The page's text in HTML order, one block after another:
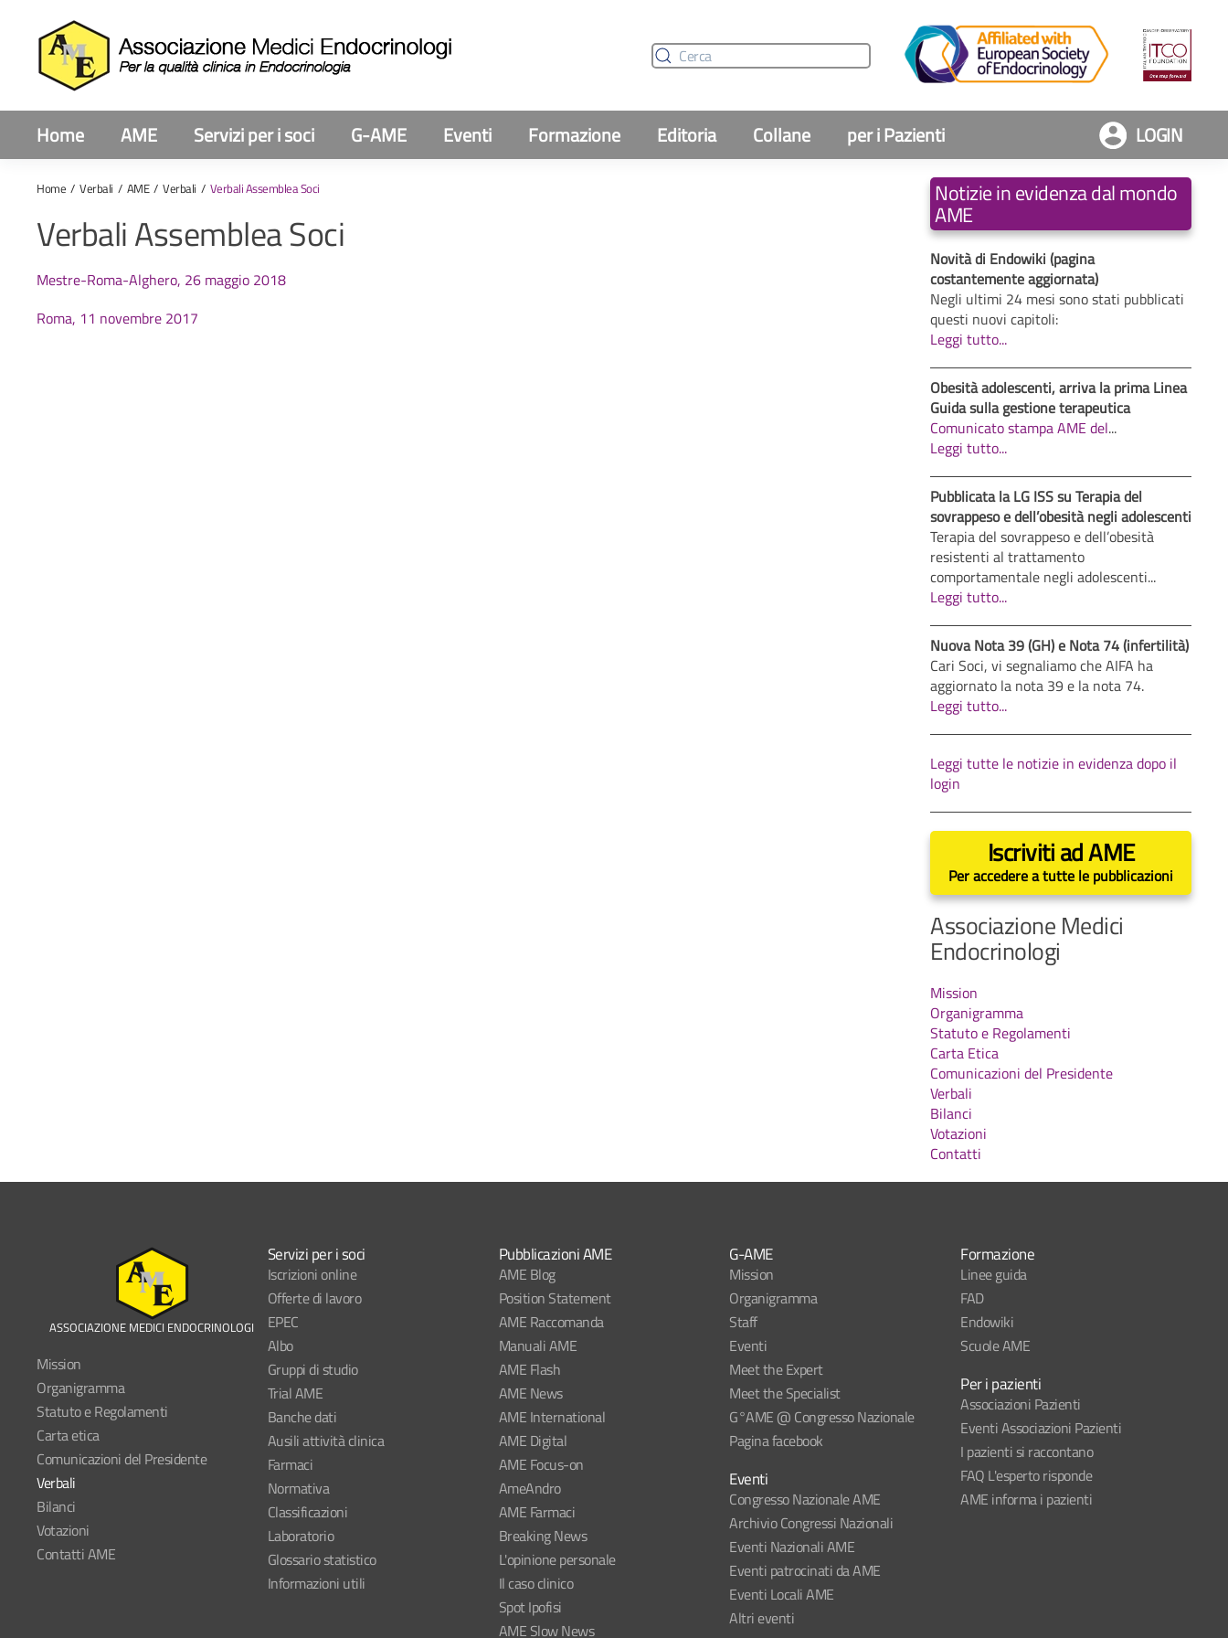
Home AME Servizi per i soci G-AME Eventi Formazione Editoria Collane per i Pazienti LOGIN
Home Verbali AME Verbali Verbali Assemblea Soci
Verbali Assemblea Soci
Mestre-Roma-Alghero, 26 maggio 2018
Roma, 11 novembre 2017
Notizie in evidenza dal mondo
AME
Novità di Endowiki (pagina
costantemente aggiornata)
Negli ultimi 24 mesi sono stati pubblicati
questi nuovi capitoli:
Leggi tutto...
Obesità adolescenti, arriva la prima Linea
Guida sulla gestione terapeutica
Comunicato stampa AME del...
Leggi tutto...
Pubblicata la LG ISS su Terapia del
sovrappeso e dell’obesità negli adolescenti
Terapia del sovrappeso e dell’obesità
resistenti al trattamento
comportamentale negli adolescenti...
Leggi tutto...
Nuova Nota 39 (GH) e Nota 74 (infertilità)
Cari Soci, vi segnaliamo che AIFA ha
aggiornato la nota 39 e la nota 74.
Leggi tutto...
Leggi tutte le notizie in evidenza dopo il
login
Iscriviti ad AME
Per accedere a tutte le pubblicazioni
Associazione Medici
Endocrinologi
Mission
Organigramma
Statuto e Regolamenti
Carta Etica
Comunicazioni del Presidente
Verbali
Bilanci
Votazioni
Contatti
ASSOCIAZIONE MEDICI ENDOCRINOLOGI
Mission
Organigramma
Statuto e Regolamenti
Carta etica
Comunicazioni del Presidente
Verbali
Bilanci
Votazioni
Contatti AME
Servizi per i soci
Iscrizioni online
Offerte di lavoro
EPEC
Albo
Gruppi di studio
Trial AME
Banche dati
Ausili attività clinica
Farmaci
Normativa
Classificazioni
Laboratorio
Glossario statistico
Informazioni utili
G-AME
Mission
Organigramma
Staff
Eventi
Meet the Expert
Meet the Specialist
G°AME @ Congresso Nazionale
Pagina facebook
Eventi
Congresso Nazionale AME
Archivio Congressi Nazionali
Eventi Nazionali AME
Eventi patrocinati da AME
Eventi Locali AME
Altri eventi
Pubblicazioni AME
AME Blog
Position Statement
AME Raccomanda
Manuali AME
AME Flash
AME News
AME International
AME Digital
AME Focus-on
AmeAndro
AME Farmaci
Breaking News
L'opinione personale
Il caso clinico
Spot Ipofisi
AME Slow News
Formazione
Linee guida
FAD
Endowiki
Scuole AME
Per i pazienti
Associazioni Pazienti
Eventi Associazioni Pazienti
I pazienti si raccontano
FAQ L'esperto risponde
AME informa i pazienti